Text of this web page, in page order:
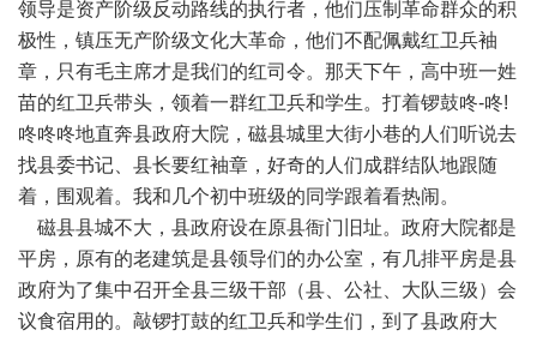
领导是资产阶级反动路线的执行者，他们压制革命群众的积
极性，镇压无产阶级文化大革命，他们不配佩戴红卫兵袖
章，只有毛主席才是我们的红司令。那天下午，高中班一姓
苗的红卫兵带头，领着一群红卫兵和学生。打着锣鼓咚-咚!
咚咚咚地直奔县政府大院，磁县城里大街小巷的人们听说去
找县委书记、县长要红袖章，好奇的人们成群结队地跟随
着，围观着。我和几个初中班级的同学跟着看热闹。
磁县县城不大，县政府设在原县衙门旧址。政府大院都是
平房，原有的老建筑是县领导们的办公室，有几排平房是县
政府为了集中召开全县三级干部（县、公社、大队三级）会
议食宿用的。敲锣打鼓的红卫兵和学生们，到了县政府大